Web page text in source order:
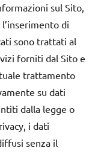
sul Sito,
di
sono trattati al
forniti dal Sito e
trattamento
su dati
dalla legge o
i dati
senza il